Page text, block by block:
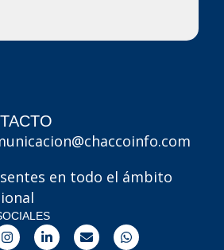
en todo el ámbito
I
n
L
i
E
n
W
h